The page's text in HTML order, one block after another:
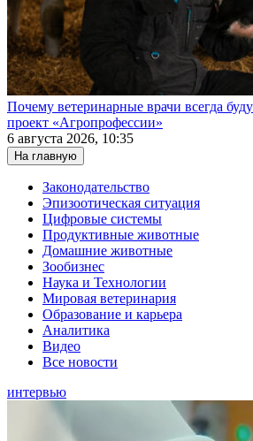
Почему ветеринарные врачи всегда
проект «Агропрофессии»
6 августа 2026, 10:35
На главную
Законодательство
Эпизоотическая ситуация
Цифровые системы
Продуктивные животные
Домашние животные
Зообизнес
Наука и Технологии
Мировая ветеринария
Образование и карьера
Аналитика
Видео
Все новости
интервью